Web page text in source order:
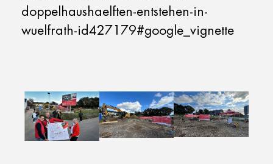
doppelhaushaelften-entstehen-in-
wuelfrath-id427179#google_vignette